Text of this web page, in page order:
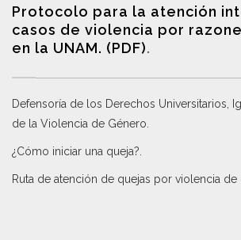
Protocolo para la atención
casos de violencia por
en la UNAM. (PDF).
Defensoría de los Derechos Universitarios,
de la Violencia de Género
¿Cómo iniciar una queja?
Ruta de atención de quejas por violencia de